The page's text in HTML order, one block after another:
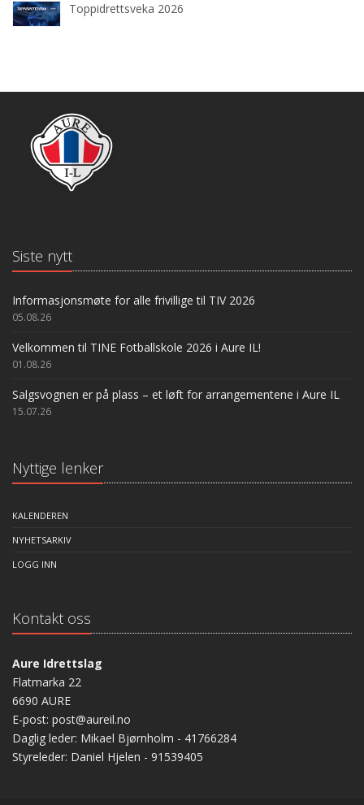
Toppidrettsveka 2026
Siste nytt
Informasjonsmøte for alle frivillige til TIV 2026
05.08.26
Velkommen til TINE Fotballskole 2026 i Aure IL!
01.08.26
Salgsvognen er på plass – et løft for arrangementene i Aure IL
15.07.26
Nyttige lenker
KALENDEREN
NYHETSARKIV
LOGG INN
Kontakt oss
Aure Idrettslag
Flatmarka 22
6690 AURE
E-post: post@aureil.no
Daglig leder: Mikael Bjørnholm - 41766284
Styreleder: Daniel Hjelen - 91539405